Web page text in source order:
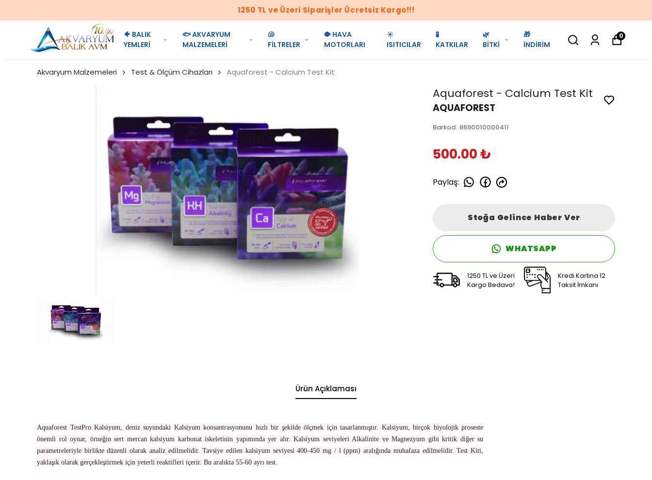
1250 TL ve Üzeri Siparişler Ücretsiz Kargo!!!
🐠 BALIK
YEMLERİ
🐟 AKVARYUM
MALZEMELERİ
🐚
FİLTRELER
🐡 HAVA
MOTORLARI
☀️
ISITICILAR
🧪
KATKILAR
🌿
BİTKİ
🎁
İNDİRİM
0
Akvaryum Malzemeleri Test & Ölçüm Cihazları Aquaforest - Calcium Test Kit
Aquaforest - Calcium Test Kit
AQUAFOREST
Barkod: 8690010000411
500.00 ₺
Paylaş:
Stoğa Gelince Haber Ver
WHATSAPP
1250 TL ve Üzeri
Kargo Bedava!
Kredi Kartına 12
Taksit İmkanı
Ürün Açıklaması
Aquaforest TestPro Kalsiyum, deniz suyundaki Kalsiyum konsantrasyonunu hızlı bir şekilde ölçmek için tasarlanmıştır. Kalsiyum, birçok biyolojik proseste
önemli rol oynar, örneğin sert mercan kalsiyum karbonat iskeletinin yapımında yer alır. Kalsiyum seviyeleri Alkalinite ve Magnezyum gibi kritik diğer su
parametreleriyle birlikte düzenli olarak analiz edilmelidir. Tavsiye edilen kalsiyum seviyesi 400-450 mg / l (ppm) aralığında muhafaza edilmelidir. Test Kiti,
yaklaşık olarak gerçekleştirmek için yeterli reaktifleri içerir. Bu aralıkta 55-60 ayrı test.